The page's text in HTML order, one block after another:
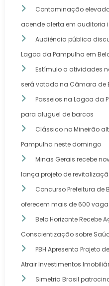
Contaminação
acende alerta em auditoria
Audiência pública
Lagoa da Pampulha em
Estímulo a atividades
será votado na Câmara de
Passeios na Lagoa da
para aluguel de barcos
Clássico no Mineirão
Pampulha neste domingo
Minas Gerais recebe
lança projeto de
Concurso Prefeitura de
oferecem mais de 600
Belo Horizonte Recebe
Conscientização sobre
PBH Apresenta Projeto
Atrair Investimentos
Simetria Brasil